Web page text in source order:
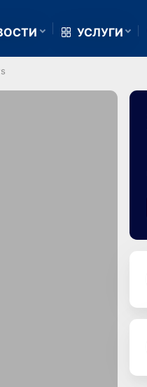
УСЛУГИ